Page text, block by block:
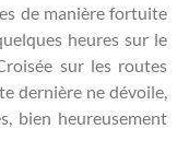
de manière fortuite
heures sur le
sur les routes
dernière ne dévoile,
bien heureusement